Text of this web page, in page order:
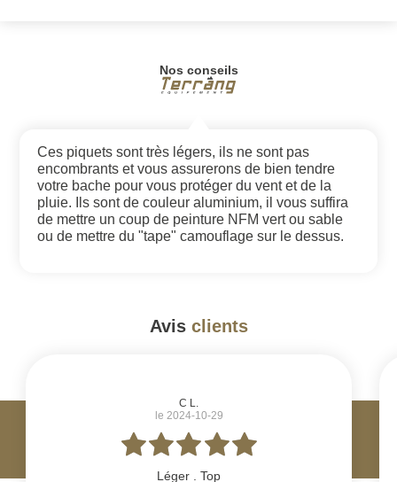
Nos conseils
Ces piquets sont très légers, ils ne sont pas
encombrants et vous assurerons de bien tendre
votre bache pour vous protéger du vent et de la
pluie. Ils sont de couleur aluminium, il vous suffira
de mettre un coup de peinture NFM vert ou sable
ou de mettre du "tape" camouflage sur le dessus.
Avis clients
C L.
le 2024-10-29
Léger . Top